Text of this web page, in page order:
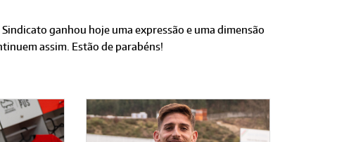
ganhou hoje uma expressão e uma dimensão
assim. Estão de parabéns!